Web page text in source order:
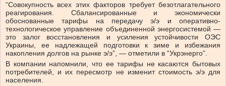
“Совокупность всех этих факторов требует безотлагательного
реагирования. Сбалансированные и экономически
обоснованные тарифы на передачу э/э и оперативно-
технологическое управление объединенной энергосистемой —
это залог восстановления и усиления устойчивости ОЭС
Украины, ее надлежащей подготовки к зиме и избежания
накопления долгов на рынке э/э”, — отметили в “Укрэнерго”.
В компании напомнили, что ее тарифы не касаются бытовых
потребителей, и их пересмотр не изменит стоимость э/э для
населения.